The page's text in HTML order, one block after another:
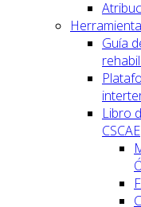
Guía
Libro
CSCAE